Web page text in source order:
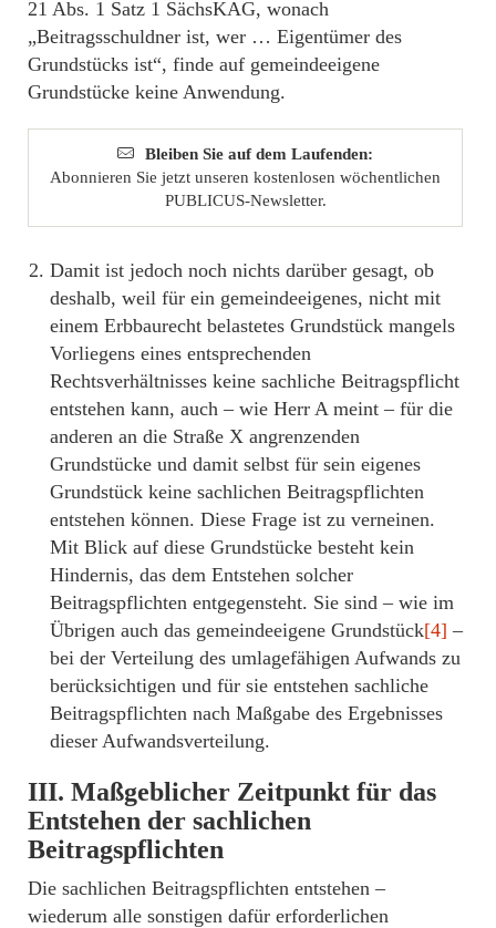
21 Abs. 1 Satz 1 SächsKAG, wonach
„Beitragsschuldner ist, wer … Eigentümer des
Grundstücks ist“, finde auf gemeindeeigene
Grundstücke keine Anwendung.
Bleiben Sie auf dem Laufenden:
Abonnieren Sie jetzt unseren kostenlosen wöchentlichen
PUBLICUS-Newsletter.
Damit ist jedoch noch nichts darüber gesagt, ob
deshalb, weil für ein gemeindeeigenes, nicht mit
einem Erbbaurecht belastetes Grundstück mangels
Vorliegens eines entsprechenden
Rechtsverhältnisses keine sachliche Beitragspflicht
entstehen kann, auch – wie Herr A meint – für die
anderen an die Straße X angrenzenden
Grundstücke und damit selbst für sein eigenes
Grundstück keine sachlichen Beitragspflichten
entstehen können. Diese Frage ist zu verneinen.
Mit Blick auf diese Grundstücke besteht kein
Hindernis, das dem Entstehen solcher
Beitragspflichten entgegensteht. Sie sind – wie im
Übrigen auch das gemeindeeigene Grundstück[4] –
bei der Verteilung des umlagefähigen Aufwands zu
berücksichtigen und für sie entstehen sachliche
Beitragspflichten nach Maßgabe des Ergebnisses
dieser Aufwandsverteilung.
III. Maßgeblicher Zeitpunkt für das
Entstehen der sachlichen
Beitragspflichten
Die sachlichen Beitragspflichten entstehen –
wiederum alle sonstigen dafür erforderlichen